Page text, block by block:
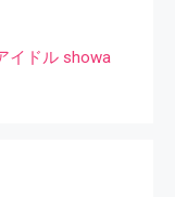
イドル showa